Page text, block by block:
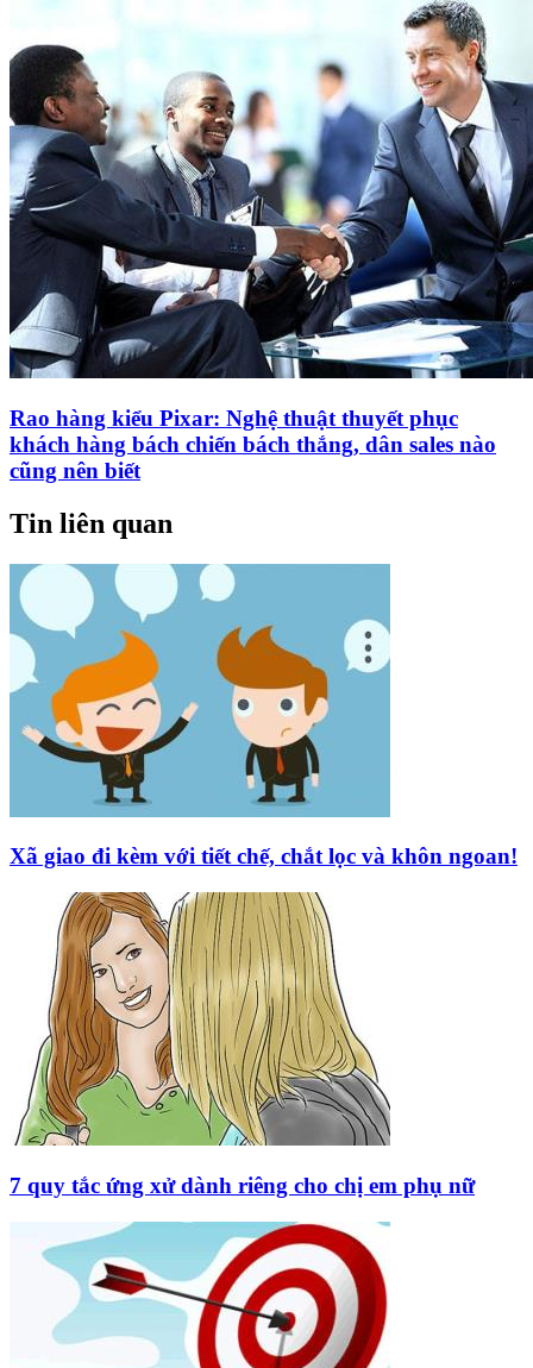
Rao hàng kiểu Pixar: Nghệ thuật thuyết phục
khách hàng bách chiến bách thắng, dân sales nào
cũng nên biết
Tin liên quan
Xã giao đi kèm với tiết chế, chắt lọc và khôn ngoan!
7 quy tắc ứng xử dành riêng cho chị em phụ nữ